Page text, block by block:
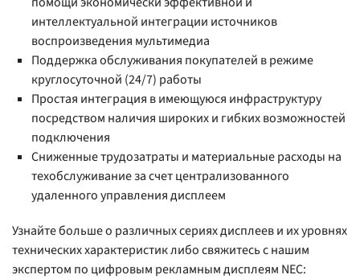
интеллектуальной интеграции источников
воспроизведения мультимедиа
Поддержка обслуживания покупателей в режиме
круглосуточной (24/7) работы
Простая интеграция в имеющуюся инфраструктуру
посредством наличия широких и гибких возможностей
подключения
Сниженные трудозатраты и материальные расходы на
техобслуживание за счет централизованного
удаленного управления дисплеем
Узнайте больше о различных сериях дисплеев и их уровнях
технических характеристик либо свяжитесь с нашим
экспертом по цифровым рекламным дисплеям NEC: